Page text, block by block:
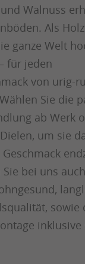
Walnuss
Als
ganze Welt
für jeden
von urig-
Sie die
ab Werk
um sie
bei uns
sowie
inklusive